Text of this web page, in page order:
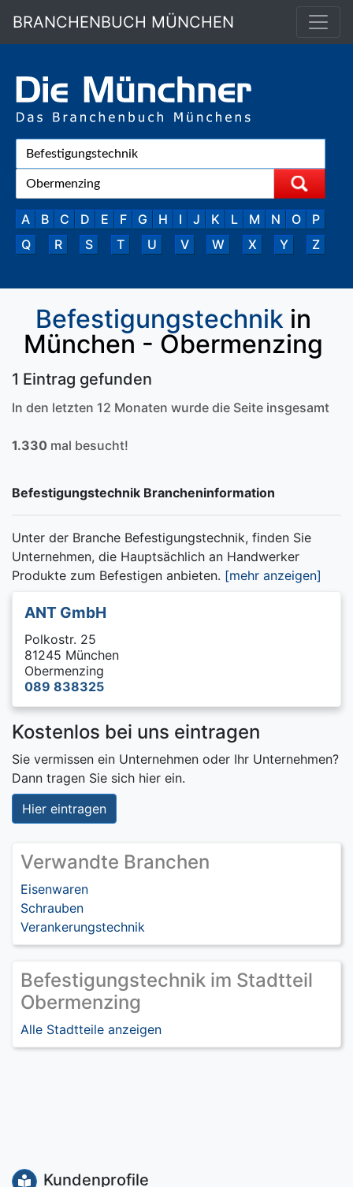
BRANCHENBUCH MÜNCHEN
A B C D E F G H I J K L M N O
P
Q
R S T U V W X Y Z
Befestigungstechnik in
München - Obermenzing
1 Eintrag gefunden
In den letzten 12 Monaten wurde die Seite insgesamt
1.330 mal besucht!
Befestigungstechnik Brancheninformation
Unter der Branche Befestigungstechnik, finden Sie
Unternehmen, die Hauptsächlich an Handwerker
Produkte zum Befestigen anbieten. [mehr anzeigen]
ANT GmbH
Polkostr. 25
81245 München
Obermenzing
089 838325
Kostenlos bei uns eintragen
Sie vermissen ein Unternehmen oder Ihr Unternehmen?
Dann tragen Sie sich hier ein.
Hier eintragen
Verwandte Branchen
Eisenwaren
Schrauben
Verankerungstechnik
Befestigungstechnik im Stadtteil
Obermenzing
Alle Stadtteile anzeigen
Kundenprofile